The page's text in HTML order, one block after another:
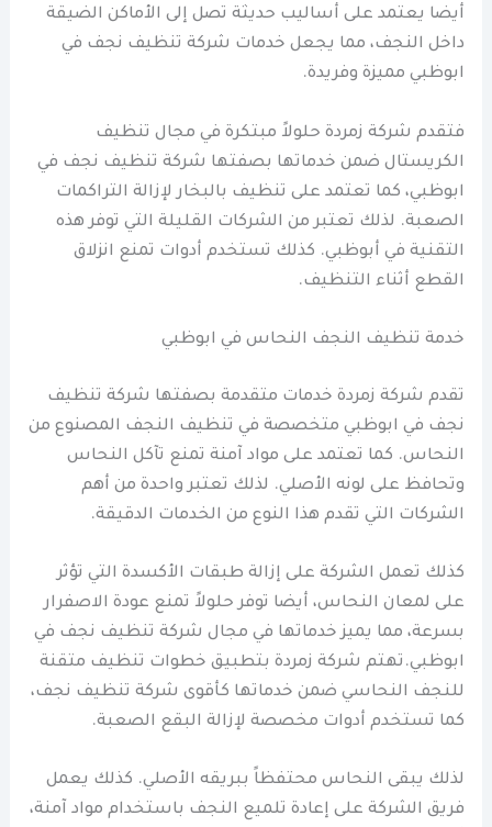
أيضا يعتمد على أساليب حديثة تصل إلى الأماكن الضيقة
داخل النجف، مما يجعل خدمات شركة تنظيف نجف في
ابوظبي مميزة وفريدة.
فتقدم شركة زمردة حلولاً مبتكرة في مجال تنظيف
الكريستال ضمن خدماتها بصفتها شركة تنظيف نجف في
ابوظبي، كما تعتمد على تنظيف بالبخار لإزالة التراكمات
الصعبة. لذلك تعتبر من الشركات القليلة التي توفر هذه
التقنية في أبوظبي. كذلك تستخدم أدوات تمنع انزلاق
القطع أثناء التنظيف.
خدمة تنظيف النجف النحاس في ابوظبي
تقدم شركة زمردة خدمات متقدمة بصفتها شركة تنظيف
نجف في ابوظبي متخصصة في تنظيف النجف المصنوع من
النحاس. كما تعتمد على مواد آمنة تمنع تآكل النحاس
وتحافظ على لونه الأصلي. لذلك تعتبر واحدة من أهم
الشركات التي تقدم هذا النوع من الخدمات الدقيقة.
كذلك تعمل الشركة على إزالة طبقات الأكسدة التي تؤثر
على لمعان النحاس، أيضا توفر حلولاً تمنع عودة الاصفرار
بسرعة، مما يميز خدماتها في مجال شركة تنظيف نجف في
ابوظبي.تهتم شركة زمردة بتطبيق خطوات تنظيف متقنة
للنجف النحاسي ضمن خدماتها كأقوى شركة تنظيف نجف،
كما تستخدم أدوات مخصصة لإزالة البقع الصعبة.
لذلك يبقى النحاس محتفظاً ببريقه الأصلي. كذلك يعمل
فريق الشركة على إعادة تلميع النجف باستخدام مواد آمنة،